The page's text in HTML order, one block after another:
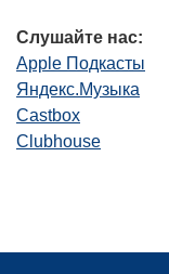
Слушайте нас:
Apple Подкасты
Яндекс.Музыка
Castbox
Clubhouse